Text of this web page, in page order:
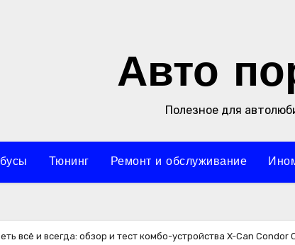
Авто
Полезное для
Тюнинг Ремонт и обслуживание
всё и всегда: обзор и тест комбо-устройства X-Can Condor